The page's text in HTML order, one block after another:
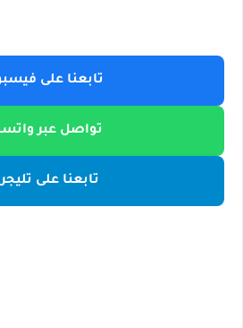
تابعنا على
تواصل عبر
تابعنا على